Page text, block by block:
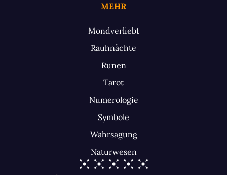
MEHR
Mondverliebt
Rauhnächte
Runen
Tarot
Numerologie
Symbole
Wahrsagung
Naturwesen